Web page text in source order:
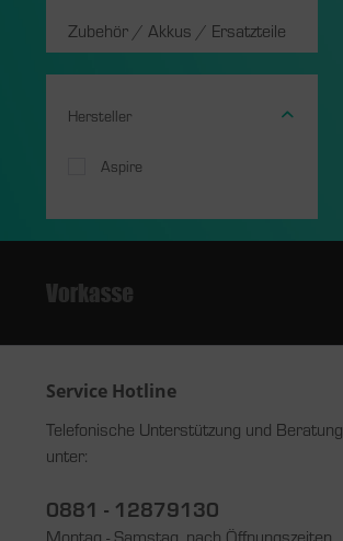
Zubehör / Akkus / Ersatzteile
Hersteller
Aspire
Service Hotline
Telefonische Unterstützung und Beratung
unter:
0881 - 12879130
Montag - Samstag, nach Öffnungszeiten